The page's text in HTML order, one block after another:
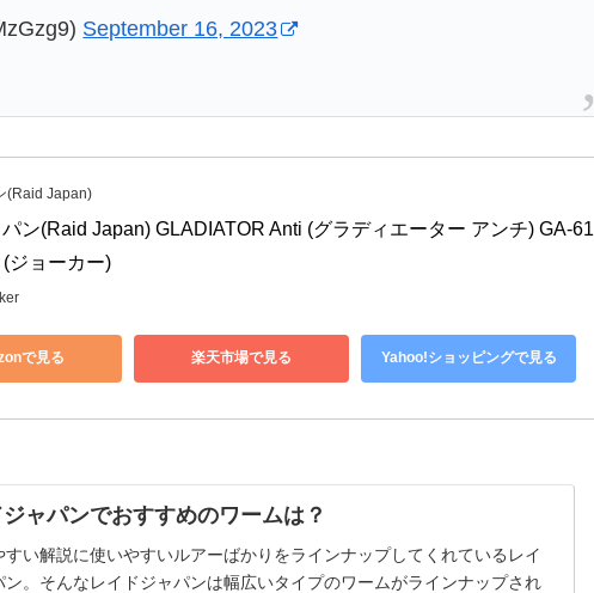
September 16, 2023
(Raid Japan)
ン(Raid Japan) GLADIATOR Anti (グラディエーター アンチ) GA-61
ジョーカー)
で見る 楽天市場で見る Yahoo!ショッピングで見る
ャパンでおすすめのワームは？
すい解説に使いやすいルアーばかりをラインナップしてくれているレイ
ン。そんなレイドジャパンは幅広いタイプのワームがラインナップされ